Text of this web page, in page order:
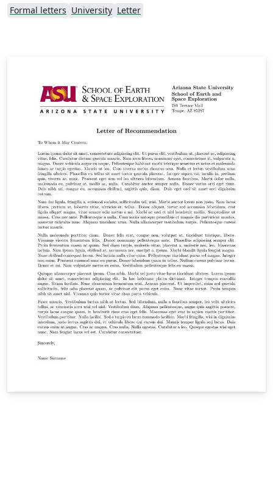
Formal letters University Letter